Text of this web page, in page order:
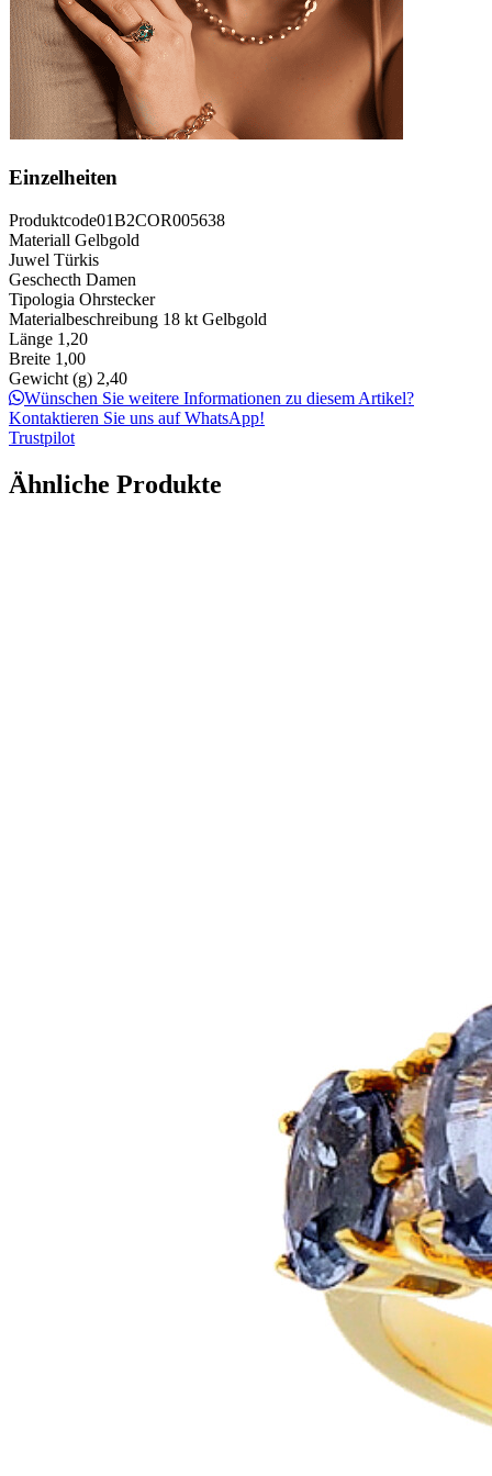
Einzelheiten
Produktcode01B2COR005638
Materiall Gelbgold
Juwel Türkis
Geschecth Damen
Tipologia Ohrstecker
Materialbeschreibung 18 kt Gelbgold
Länge 1,20
Breite 1,00
Gewicht (g) 2,40
Wünschen Sie weitere Informationen zu diesem Artikel?
Kontaktieren Sie uns auf WhatsApp!
Trustpilot
Ähnliche Produkte